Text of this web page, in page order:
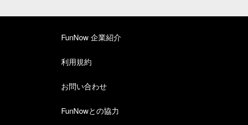
FunNow 企業紹介
利用規約
お問い合わせ
FunNowとの協力